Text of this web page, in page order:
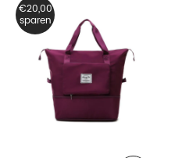
€20,00
sparen